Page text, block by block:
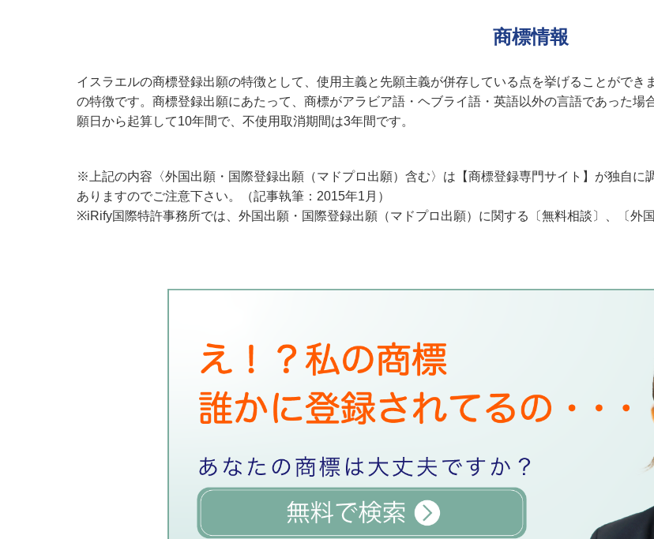
商標情報
イスラエルの商標登録出願の特徴として、使用主義と先願主義が併存している点を挙げることがで
の特徴です。商標登録出願にあたって、商標がアラビア語・ヘブライ語・英語以外の言語であった
願日から起算して10年間で、不使用取消期間は3年間です。
※上記の内容〈外国出願・国際登録出願（マドプロ出願）含む〉は【商標登録専門サイト】が独自に
ありますのでご注意下さい。（記事執筆：2015年1月）
※iRify国際特許事務所では、外国出願・国際登録出願（マドプロ出願）に関する〔無料相談〕、〔外